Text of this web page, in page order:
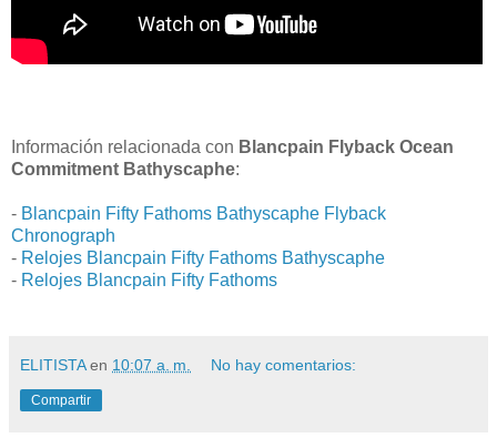
Información relacionada con Blancpain Flyback Ocean
Commitment Bathyscaphe:
- Blancpain Fifty Fathoms Bathyscaphe Flyback
Chronograph
- Relojes Blancpain Fifty Fathoms Bathyscaphe
- Relojes Blancpain Fifty Fathoms
ELITISTA en 10:07 a. m. No hay comentarios:
Compartir